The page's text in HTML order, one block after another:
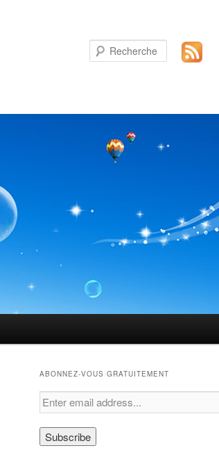
Recherche
ABONNEZ-VOUS GRATUITEMENT